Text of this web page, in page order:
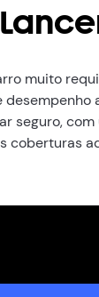
muito
seguro,
coberturas